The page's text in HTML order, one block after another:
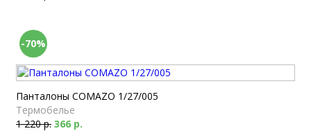
-70%
Панталоны COMAZO 1/27/005
Термобелье
1 220 р. 366 р.